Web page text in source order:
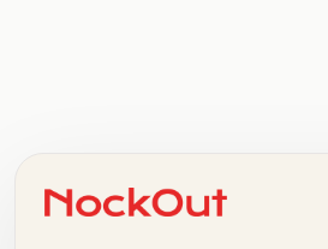
+   .   .   .   .   .   .   .